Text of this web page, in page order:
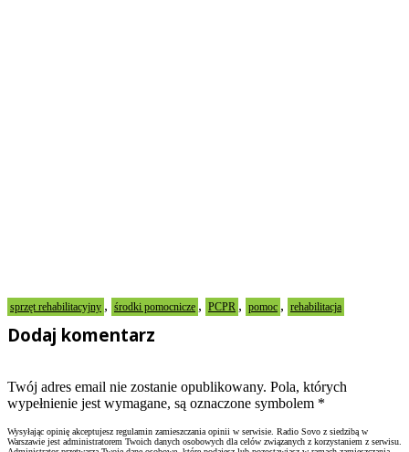
sprzęt rehabilitacyjny , środki pomocnicze , PCPR , pomoc , rehabilitacja
Dodaj komentarz
Twój adres email nie zostanie opublikowany. Pola, których
wypełnienie jest wymagane, są oznaczone symbolem *
Wysyłając opinię akceptujesz regulamin zamieszczania opinii w serwisie. Radio Sovo z siedzibą w
Warszawie jest administratorem Twoich danych osobowych dla celów związanych z korzystaniem z serwisu.